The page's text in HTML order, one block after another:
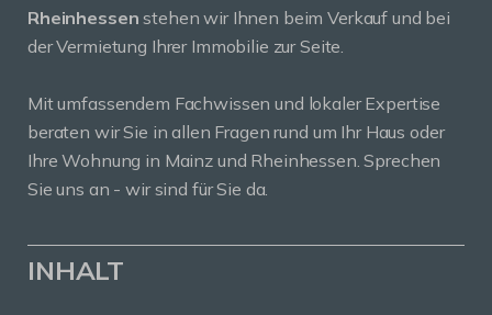
Rheinhessen stehen wir Ihnen beim Verkauf und bei
der Vermietung Ihrer Immobilie zur Seite.
Mit umfassendem Fachwissen und lokaler Expertise
beraten wir Sie in allen Fragen rund um Ihr Haus oder
Ihre Wohnung in Mainz und Rheinhessen. Sprechen
Sie uns an - wir sind für Sie da.
INHALT